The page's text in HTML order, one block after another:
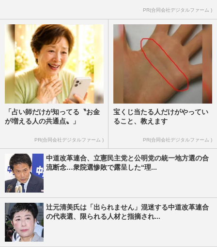
PR(合同会社デジタルファーム )
「占い師だけが知ってる〝お金
が増える人の共通点〟」
PR(合同会社デジタルファーム )
宝くじ当たる人だけがやってい
ること、教えます
PR(合同会社デジタルファーム )
中道改革連合、立憲民主党と公明党の統一地方選の合
流断念…衆院選惨敗で露呈した“理...
辻元清美氏は「出られません」混迷する中道改革連合
の代表選、限られる人材と指摘され...